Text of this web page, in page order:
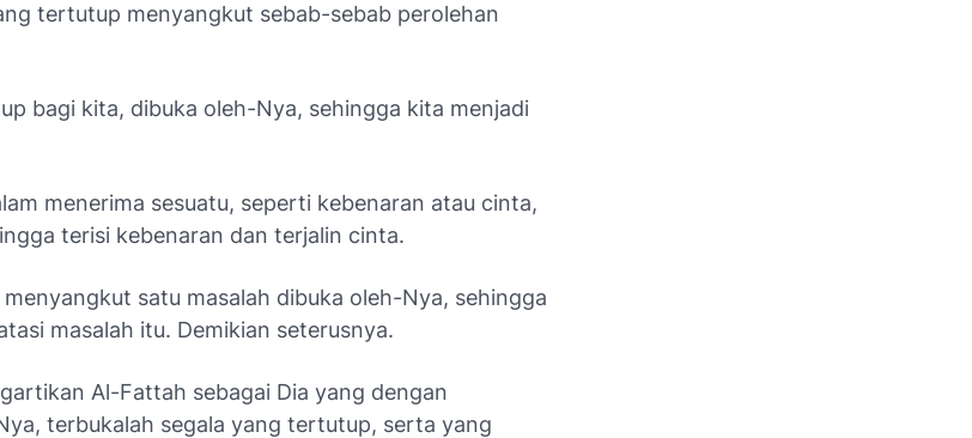
tertutup menyangkut sebab-sebab perolehan
bagi kita, dibuka oleh-Nya, sehingga kita menjadi
menerima sesuatu, seperti kebenaran atau cinta,
terisi kebenaran dan terjalin cinta.
satu masalah dibuka oleh-Nya, sehingga
masalah itu. Demikian seterusnya.
Al-Fattah sebagai Dia yang dengan
terbukalah segala yang tertutup, serta yang